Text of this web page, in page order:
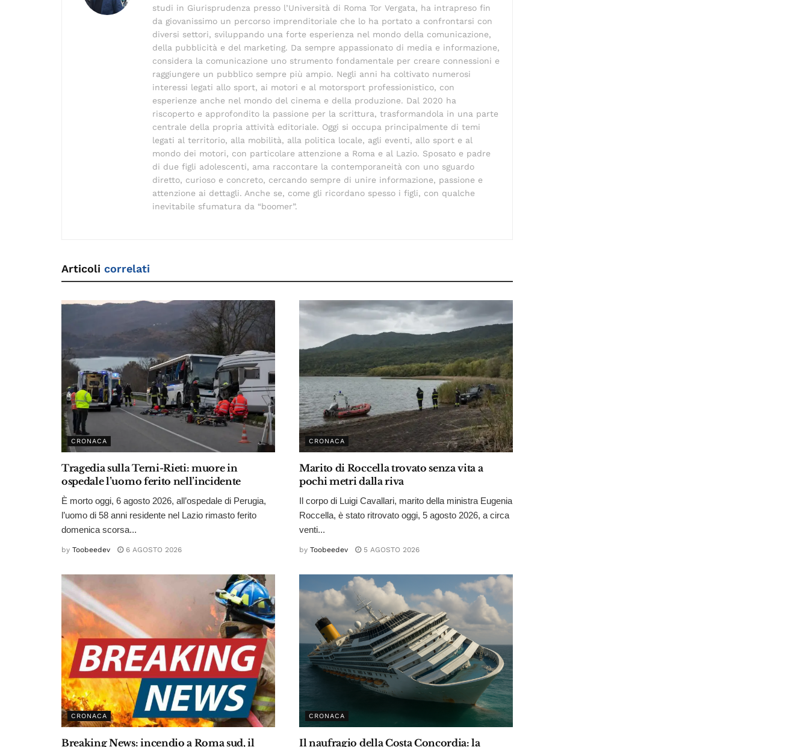
k
p
studi in Giurisprudenza presso l’Università di Roma Tor Vergata, ha intrapreso fin
da giovanissimo un percorso imprenditoriale che lo ha portato a confrontarsi con
diversi settori, sviluppando una forte esperienza nel mondo della comunicazione,
della pubblicità e del marketing. Da sempre appassionato di media e informazione,
considera la comunicazione uno strumento fondamentale per creare connessioni e
raggiungere un pubblico sempre più ampio. Negli anni ha coltivato numerosi
interessi legati allo sport, ai motori e al motorsport professionistico, con
esperienze anche nel mondo del cinema e della produzione. Dal 2020 ha
riscoperto e approfondito la passione per la scrittura, trasformandola in una parte
centrale della propria attività editoriale. Oggi si occupa principalmente di temi
legati al territorio, alla mobilità, alla politica locale, agli eventi, allo sport e al
mondo dei motori, con particolare attenzione a Roma e al Lazio. Sposato e padre
di due figli adolescenti, ama raccontare la contemporaneità con uno sguardo
diretto, curioso e concreto, cercando sempre di unire informazione, passione e
attenzione ai dettagli. Anche se, come gli ricordano spesso i figli, con qualche
inevitabile sfumatura da “boomer”.
Articoli correlati
CRONACA
Tragedia sulla Terni-Rieti: muore in
ospedale l’uomo ferito nell’incidente
È morto oggi, 6 agosto 2026, all’ospedale di Perugia,
l’uomo di 58 anni residente nel Lazio rimasto ferito
domenica scorsa...
by Toobeedev 6 AGOSTO 2026
CRONACA
Marito di Roccella trovato senza vita a
pochi metri dalla riva
Il corpo di Luigi Cavallari, marito della ministra Eugenia
Roccella, è stato ritrovato oggi, 5 agosto 2026, a circa
venti...
by Toobeedev 5 AGOSTO 2026
CRONACA
Breaking News: incendio a Roma sud, il
CRONACA
Il naufragio della Costa Concordia: la